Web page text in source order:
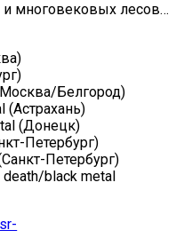
и многовековых лесов…
Белгород)
(Астрахань)
(Донецк)
Петербург)
Петербург)
black metal